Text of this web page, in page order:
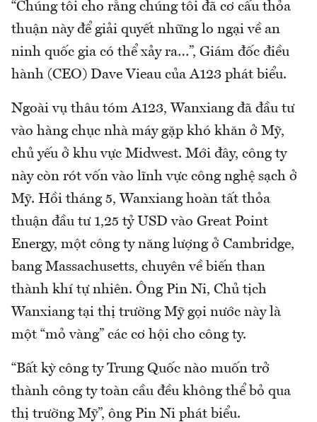
“Chúng tôi cho rằng chúng tôi đã cơ cấu thỏa
thuận này để giải quyết những lo ngại về an
ninh quốc gia có thể xảy ra…”, Giám đốc điều
hành (CEO) Dave Vieau của A123 phát biểu.
Ngoài vụ thâu tóm A123, Wanxiang đã đầu tư
vào hàng chục nhà máy gặp khó khăn ở Mỹ,
chủ yếu ở khu vực Midwest. Mới đây, công ty
này còn rót vốn vào lĩnh vực công nghệ sạch ở
Mỹ. Hồi tháng 5, Wanxiang hoàn tất thỏa
thuận đầu tư 1,25 tỷ USD vào Great Point
Energy, một công ty năng lượng ở Cambridge,
bang Massachusetts, chuyên về biến than
thành khí tự nhiên. Ông Pin Ni, Chủ tịch
Wanxiang tại thị trường Mỹ gọi nước này là
một “mỏ vàng” các cơ hội cho công ty.
“Bất kỳ công ty Trung Quốc nào muốn trở
thành công ty toàn cầu đều không thể bỏ qua
thị trường Mỹ”, ông Pin Ni phát biểu.